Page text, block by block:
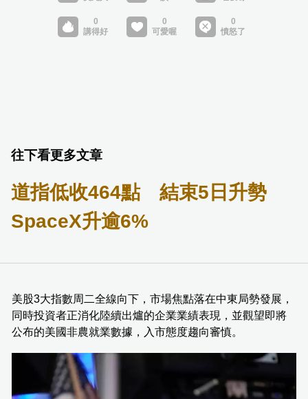
往下看更多文章
道指低收464點 結束5日升勢
SpaceX升逾6%
美股3大指數周二全線向下，市場焦點落在中東局勢發展，
同時投資者正消化陸續出爐的企業業績表現，並觀望即將
公布的美國非農就業數據，入市態度趨向審慎。